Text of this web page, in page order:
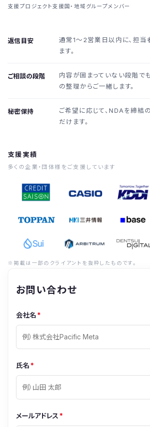
支援プロジェクト支援国・地域 グループメンバー
返信目安
通常1〜2営業日以内に、担当
ます。
ご相談の段階
内容が固まっていない段階で
の整理からご一緒します。
秘密保持
ご希望に応じて、NDAを締結
だけます。
支援実績
多くの企業・団体様をご支援しています
※掲載は一部のクライアントを抜粋したものです。
お問い合わせ
会社名*
氏名*
メールアドレス *